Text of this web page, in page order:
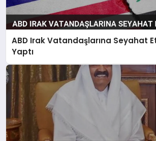
ABD Irak Vatandaşlarına Seyahat
Yaptı